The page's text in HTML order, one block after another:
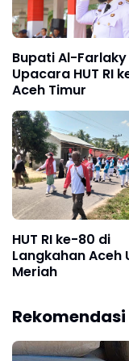
Bupati Al-
Upacara HUT RI
Aceh Timur
HUT RI ke-80 di
Langkahan Aceh
Meriah
Rekomendasi